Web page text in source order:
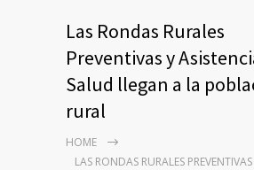
Las Rondas Rurales
Preventivas y
Salud llegan a la
rural
HOME
LAS RONDAS RURALES